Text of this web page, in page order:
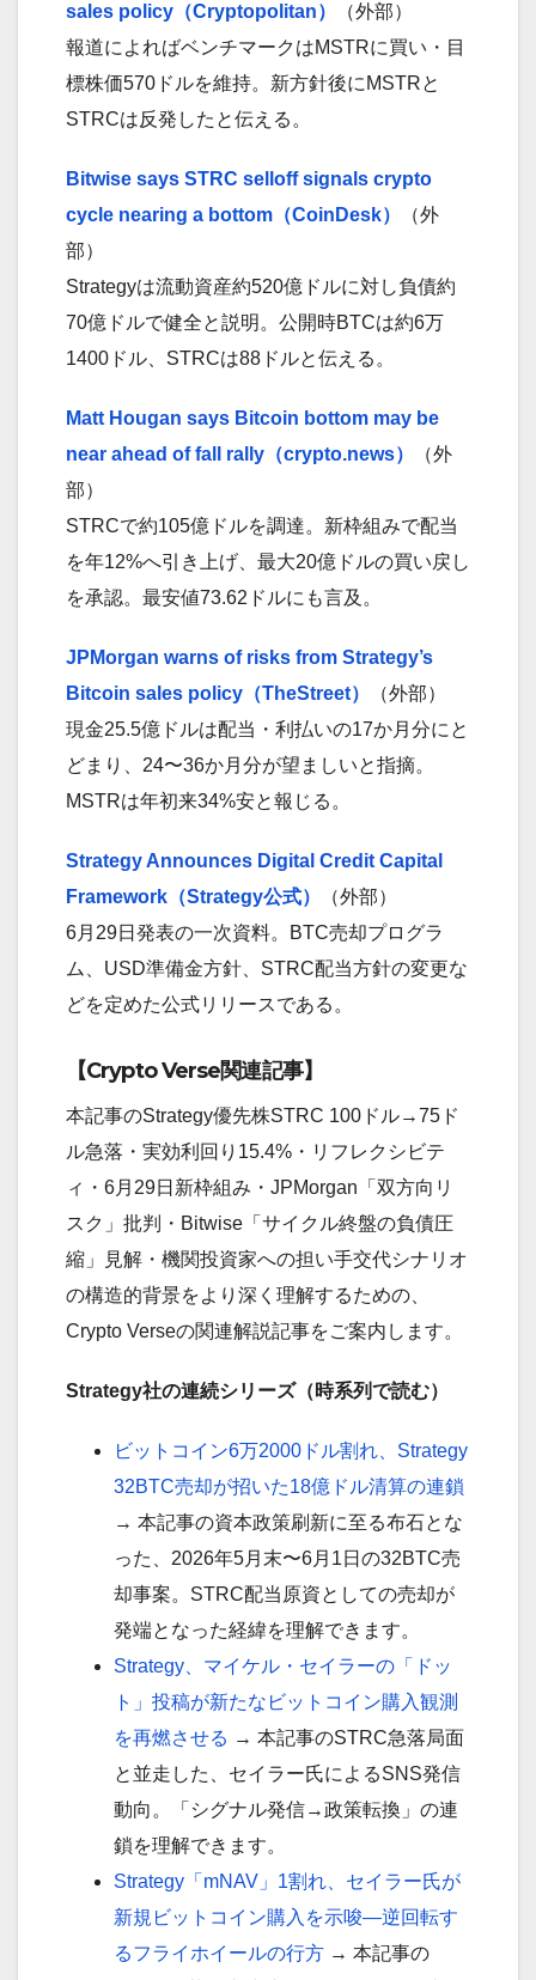
sales policy（Cryptopolitan）
（外部）
報道によればベンチマークはMSTRに買い・目
標株価570ドルを維持。新方針後にMSTRと
STRCは反発したと伝える。
Bitwise says STRC selloff signals crypto
cycle nearing a bottom（CoinDesk）
（外
部）
Strategyは流動資産約520億ドルに対し負債約
70億ドルで健全と説明。公開時BTCは約6万
1400ドル、STRCは88ドルと伝える。
Matt Hougan says Bitcoin bottom may be
near ahead of fall rally（crypto.news）
（外
部）
STRCで約105億ドルを調達。新枠組みで配当
を年12%へ引き上げ、最大20億ドルの買い戻し
を承認。最安値73.62ドルにも言及。
JPMorgan warns of risks from Strategy’s
Bitcoin sales policy（TheStreet）
（外部）
現金25.5億ドルは配当・利払いの17か月分にと
どまり、24〜36か月分が望ましいと指摘。
MSTRは年初来34%安と報じる。
Strategy Announces Digital Credit Capital
Framework（Strategy公式）
（外部）
6月29日発表の一次資料。BTC売却プログラ
ム、USD準備金方針、STRC配当方針の変更な
どを定めた公式リリースである。
【Crypto Verse関連記事】
本記事のStrategy優先株STRC 100ドル→75ド
ル急落・実効利回り15.4%・リフレクシビテ
ィ・6月29日新枠組み・JPMorgan「双方向リ
スク」批判・Bitwise「サイクル終盤の負債圧
縮」見解・機関投資家への担い手交代シナリオ
の構造的背景をより深く理解するための、
Crypto Verseの関連解説記事をご案内します。
Strategy社の連続シリーズ（時系列で読む）
ビットコイン6万2000ドル割れ、Strategy
32BTC売却が招いた18億ドル清算の連鎖
→ 本記事の資本政策刷新に至る布石とな
った、2026年5月末〜6月1日の32BTC売
却事案。STRC配当原資としての売却が
発端となった経緯を理解できます。
Strategy、マイケル・セイラーの「ドッ
ト」投稿が新たなビットコイン購入観測
を再燃させる → 本記事のSTRC急落局面
と並走した、セイラー氏によるSNS発信
動向。「シグナル発信→政策転換」の連
鎖を理解できます。
Strategy「mNAV」1割れ、セイラー氏が
新規ビットコイン購入を示唆—逆回転す
るフライホイールの行方 → 本記事の